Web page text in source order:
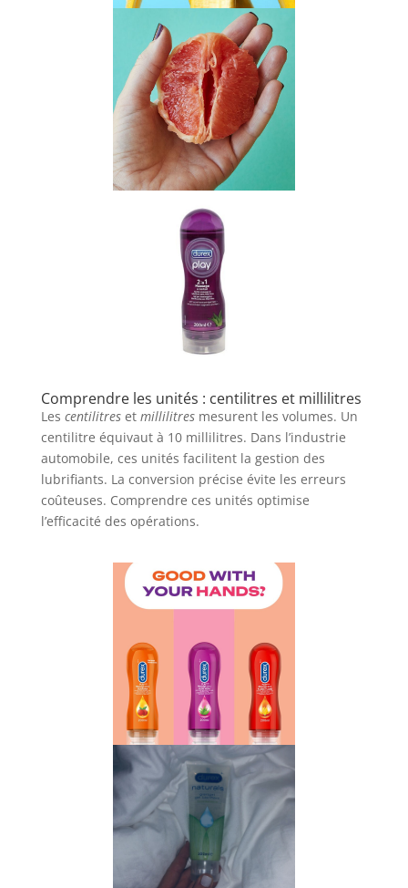
Comprendre les unités : centilitres et millilitres
Les centilitreset millilitresmesurent les volumes. Un
centilitre équivaut à 10 millilitres. Dans l’industrie
automobile, ces unités facilitent la gestion des
lubrifiants. La conversion précise évite les erreurs
coûteuses. Comprendre ces unités optimise
l’efficacité des opérations.